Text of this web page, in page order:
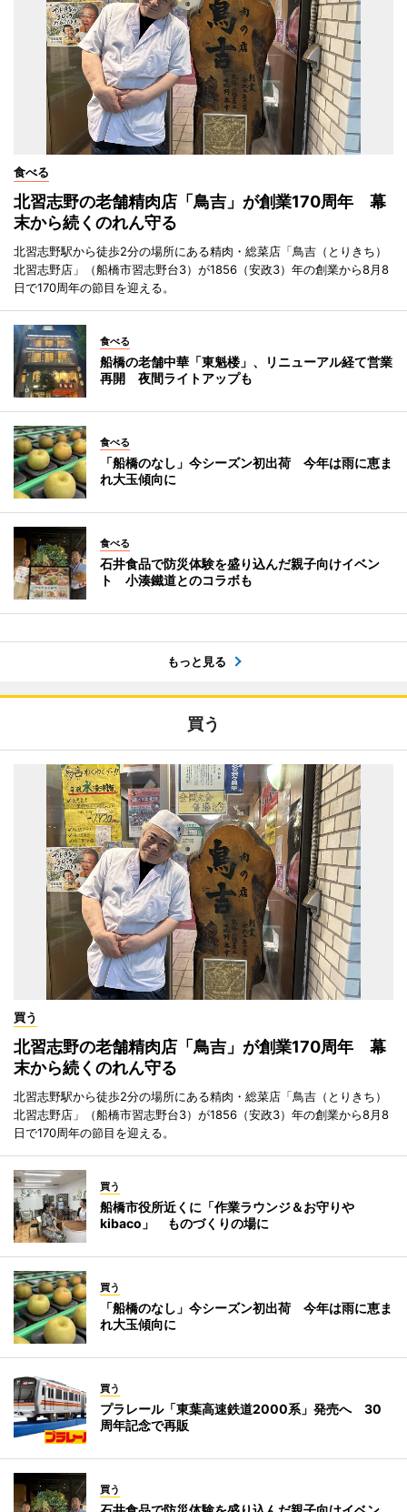
食べる
北習志野の老舗精肉店「鳥吉」が創業170周年 幕
末から続くのれん守る
北習志野駅から徒歩2分の場所にある精肉・総菜店「鳥吉（とりきち）
北習志野店」（船橋市習志野台3）が1856（安政3）年の創業から8月8
日で170周年の節目を迎える。
食べる
船橋の老舗中華「東魁楼」、リニューアル経て営業
再開 夜間ライトアップも
食べる
「船橋のなし」今シーズン初出荷 今年は雨に恵ま
れ大玉傾向に
食べる
石井食品で防災体験を盛り込んだ親子向けイベン
ト 小湊鐵道とのコラボも
もっと見る
買う
買う
北習志野の老舗精肉店「鳥吉」が創業170周年 幕
末から続くのれん守る
北習志野駅から徒歩2分の場所にある精肉・総菜店「鳥吉（とりきち）
北習志野店」（船橋市習志野台3）が1856（安政3）年の創業から8月8
日で170周年の節目を迎える。
買う
船橋市役所近くに「作業ラウンジ＆お守りや
kibaco」 ものづくりの場に
買う
「船橋のなし」今シーズン初出荷 今年は雨に恵ま
れ大玉傾向に
買う
プラレール「東葉高速鉄道2000系」発売へ 30
周年記念で再販
買う